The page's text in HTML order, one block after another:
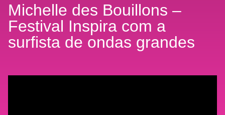
Michelle des Bouillons –
Festival Inspira com a
surfista de ondas grandes